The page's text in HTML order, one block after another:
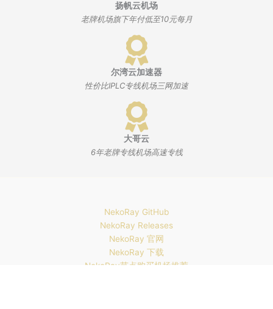
扬帆云机场
老牌机场旗下年付低至10元每月
尔湾云加速器
性价比IPLC专线机场三网加速
大哥云
6年老牌专线机场高速专线
NekoRay GitHub
NekoRay Releases
NekoRay 官网
NekoRay 下载
NekoRay节点购买机场推荐